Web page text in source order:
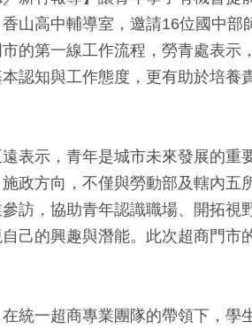
山高中輔導室，邀請16位國中
的第一線工作流程，勞青處表示
認知與工作態度，更有助於培養
表示，青年是城市未來發展的重
施政方向，不僅與勞動部及轄內
訪，協助青年認識職場、開拓視
己的興趣與潛能。此次超商門市
統一超商專業團隊的帶領下，學
2+